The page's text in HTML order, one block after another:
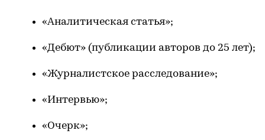
«Аналитическая статья»;
«Дебют» (публикации авторов до 25 лет);
«Журналистское расследование»;
«Интервью»;
«Очерк»;